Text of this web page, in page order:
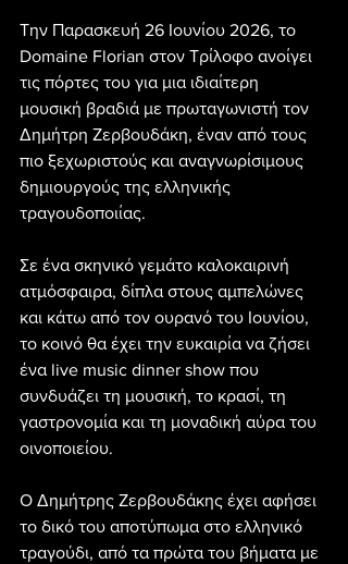
Την Παρασκευή 26 Ιουνίου 2026, το
Domaine Florian στον Τρίλοφο ανοίγει
τις πόρτες του για μια ιδιαίτερη
μουσική βραδιά με πρωταγωνιστή τον
Δημήτρη Ζερβουδάκη, έναν από τους
πιο ξεχωριστούς και αναγνωρίσιμους
δημιουργούς της ελληνικής
τραγουδοποιίας.
Σε ένα σκηνικό γεμάτο καλοκαιρινή
ατμόσφαιρα, δίπλα στους αμπελώνες
και κάτω από τον ουρανό του Ιουνίου,
το κοινό θα έχει την ευκαιρία να ζήσει
ένα live music dinner show που
συνδυάζει τη μουσική, το κρασί, τη
γαστρονομία και τη μοναδική αύρα του
οινοποιείου.
Ο Δημήτρης Ζερβουδάκης έχει αφήσει
το δικό του αποτύπωμα στο ελληνικό
τραγούδι, από τα πρώτα του βήματα με